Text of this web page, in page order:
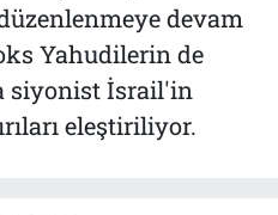
devam
Yahudilerin de
siyonist İsrail'in
eleştiriliyor.